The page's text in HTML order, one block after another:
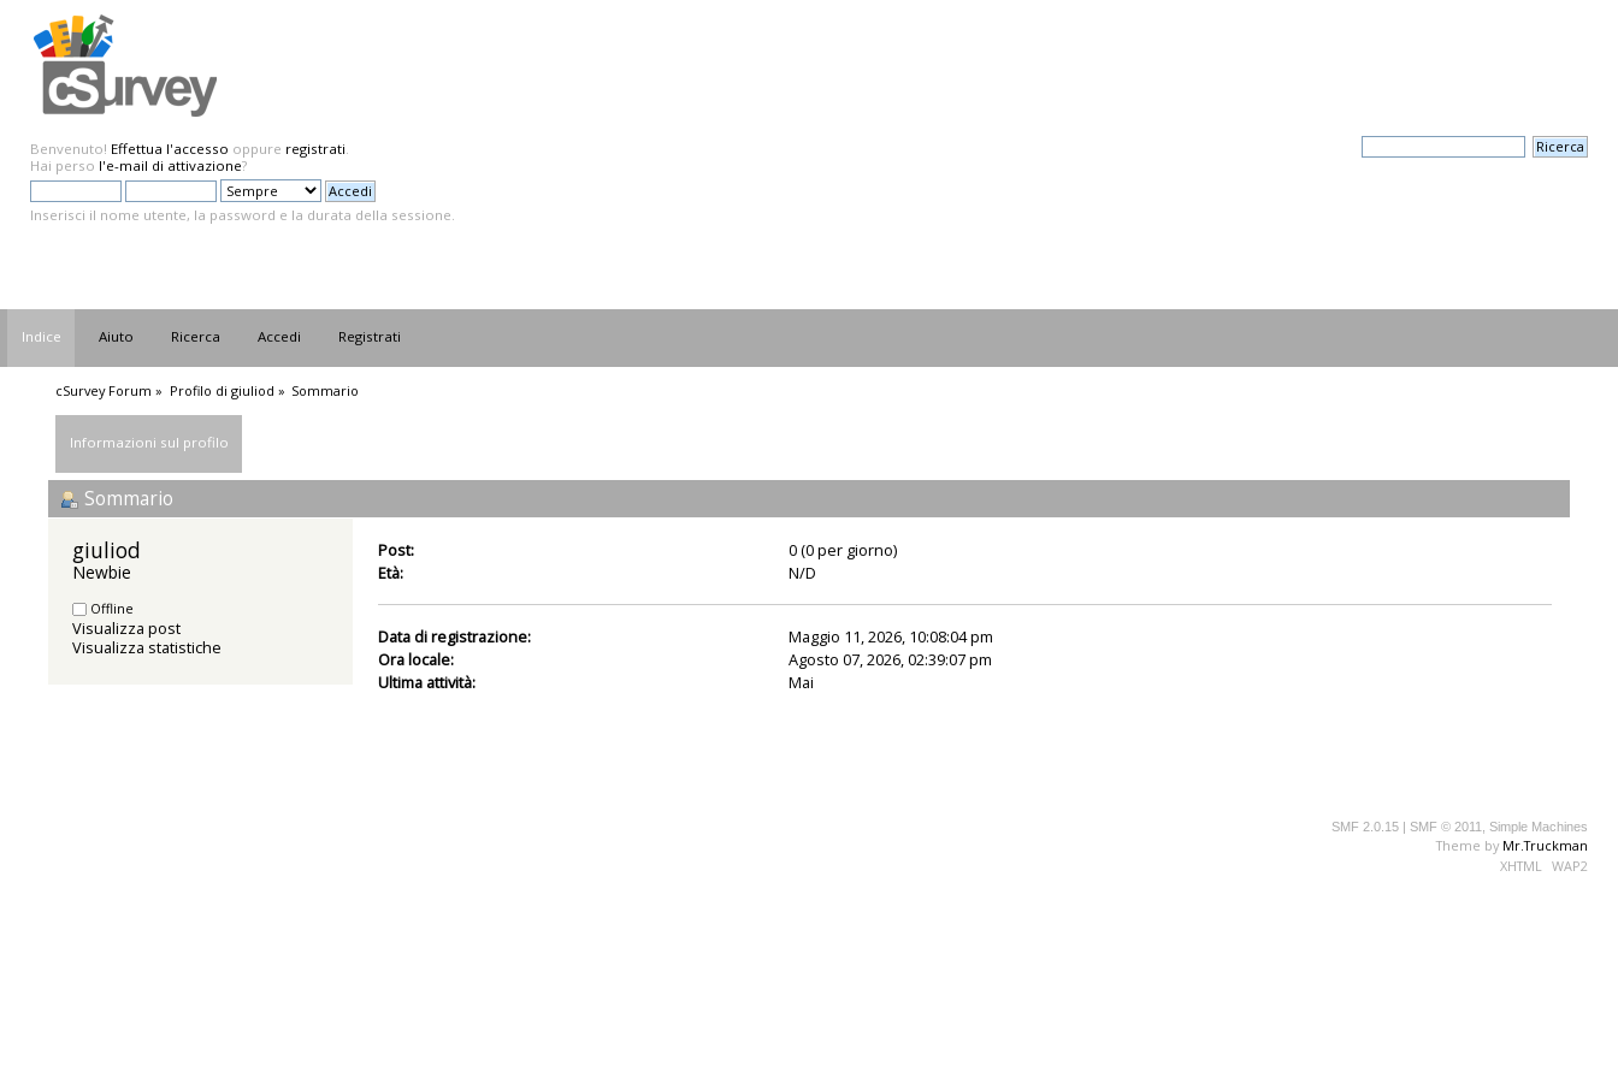
Benvenuto! Effettua l'accesso oppure registrati.
Hai perso l'e-mail di attivazione?
Inserisci il nome utente, la password e la durata della sessione.
Indice Aiuto Ricerca Accedi Registrati
cSurvey Forum » Profilo di giuliod » Sommario
Informazioni sul profilo
Sommario
giuliod
Newbie
Offline
Visualizza post
Visualizza statistiche
Post:
0 (0 per giorno)
Età:
N/D
Data di registrazione:
Maggio 11, 2026, 10:08:04 pm
Ora locale:
Agosto 07, 2026, 02:39:07 pm
Ultima attività:
Mai
SMF 2.0.15 | SMF © 2011 Simple Machines
Theme by Mr.Truckman
XHTML
WAP2